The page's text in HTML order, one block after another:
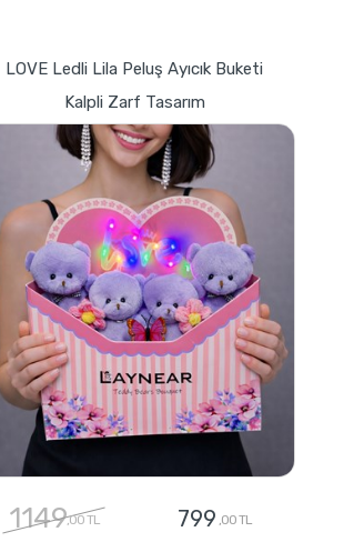
LOVE Ledli Lila Peluş Ayıcık Buketi
Kalpli Zarf Tasarım
1149,00 TL 799 ,00 TL